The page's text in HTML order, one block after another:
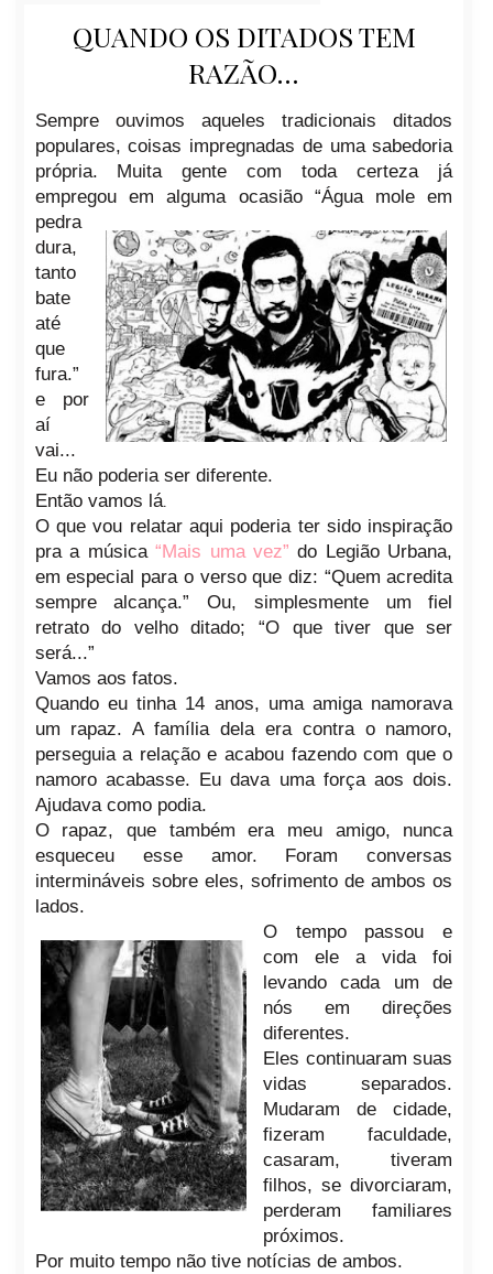
QUANDO OS DITADOS TEM
RAZÃO...
Sempre ouvimos aqueles tradicionais ditados
populares, coisas impregnadas de uma sabedoria
própria.
Muita gente com toda certeza já
empregou em alguma ocasião “Água mole em
pedra
dura,
tanto
bate
até
que
fura.”
e por
aí
vai...
Eu não poderia ser diferente.
Então vamos lá.
O que vou relatar aqui poderia ter sido inspiração
pra a música“Mais uma vez” do Legião Urbana,
em especial para o verso que diz: “Quem acredita
sempre alcança.” Ou, simplesmente um fiel
retrato do velho ditado; “O que tiver que ser
será...”
Vamos aos fatos.
Quando eu tinha 14 anos, uma amiga namorava
um rapaz. A família dela era contra o namoro,
perseguia a relação e acabou fazendo com que o
namoro acabasse. Eu dava uma força aos dois.
Ajudava como podia.
O rapaz, que também era meu amigo, nunca
esqueceu esse amor. Foram conversas
intermináveis sobre eles, sofrimento de ambos os
lados.
O tempo passou e
com ele a vida foi
levando cada um de
nós em direções
diferentes.
Eles continuaram suas
vidas separados.
Mudaram de cidade,
fizeram faculdade,
casaram, tiveram
filhos, se divorciaram,
perderam familiares
próximos.
Por muito tempo não tive notícias de ambos.